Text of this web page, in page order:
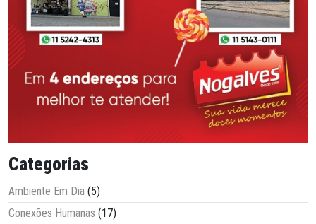
Categorias
Ambiente Em Dia (5)
Conexões Humanas (17)